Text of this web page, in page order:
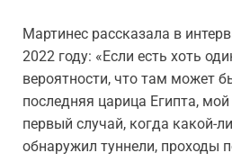
Мартинес рассказала в
2022 году: «Если есть хоть
вероятности, что там может
последняя царица Египта,
первый случай, когда какой-
обнаружил туннели, проходы